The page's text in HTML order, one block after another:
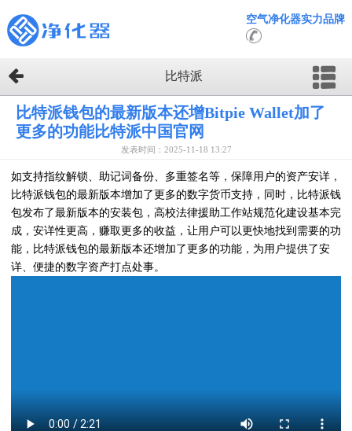
空气净化器实力品牌
比特派
比特派钱包的最新版本还增Bitpie Wallet加了
更多的功能比特派中国官网
发表时间：2025-11-18 13:27
如支持指纹解锁、助记词备份、多重签名等，保障用户的资产安详，
比特派钱包的最新版本增加了更多的数字货币支持，同时，比特派钱
包发布了最新版本的安装包，高校法律援助工作站规范化建设基本完
成，安详性更高，赚取更多的收益，让用户可以更快地找到需要的功
能，比特派钱包的最新版本还增加了更多的功能，为用户提供了安
详、便捷的数字资产打点处事。